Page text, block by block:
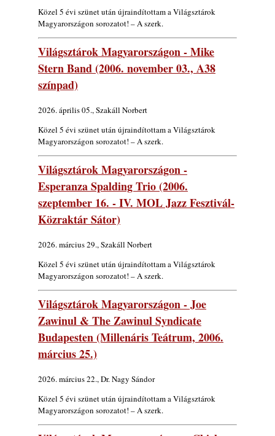
Közel 5 évi szünet után újraindítottam a Világsztárok
Magyarországon sorozatot! – A szerk.
Világsztárok Magyarországon - Mike
Stern Band (2006. november 03., A38
színpad)
2026. április 05., Szakáll Norbert
Közel 5 évi szünet után újraindítottam a Világsztárok
Magyarországon sorozatot! – A szerk.
Világsztárok Magyarországon -
Esperanza Spalding Trio (2006.
szeptember 16. - IV. MOL Jazz Fesztivál-
Közraktár Sátor)
2026. március 29., Szakáll Norbert
Közel 5 évi szünet után újraindítottam a Világsztárok
Magyarországon sorozatot! – A szerk.
Világsztárok Magyarországon - Joe
Zawinul & The Zawinul Syndicate
Budapesten (Millenáris Teátrum, 2006.
március 25.)
2026. március 22., Dr. Nagy Sándor
Közel 5 évi szünet után újraindítottam a Világsztárok
Magyarországon sorozatot! – A szerk.